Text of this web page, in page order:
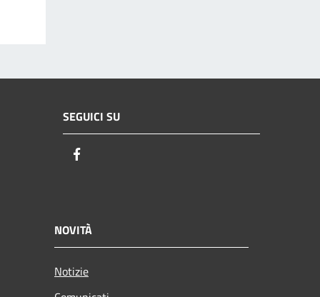
SEGUICI SU
NOVITÀ
Notizie